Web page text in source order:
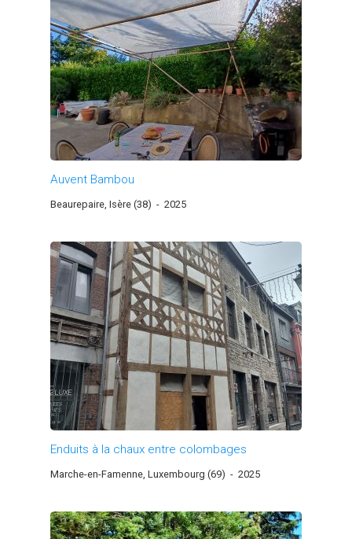
Auvent Bambou
Beaurepaire, Isère (38) - 2025
Enduits à la chaux entre colombages
Marche-en-Famenne, Luxembourg (69) - 2025